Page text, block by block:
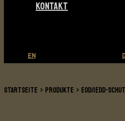
KONTAKT
EN
STARTSEITE PRODUKTE EOD/IEDD-